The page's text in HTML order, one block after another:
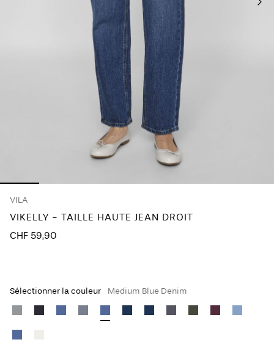
VILA
VIKELLY - TAILLE HAUTE JEAN DROIT
CHF 59,90
Sélectionner la couleur Medium Blue Denim